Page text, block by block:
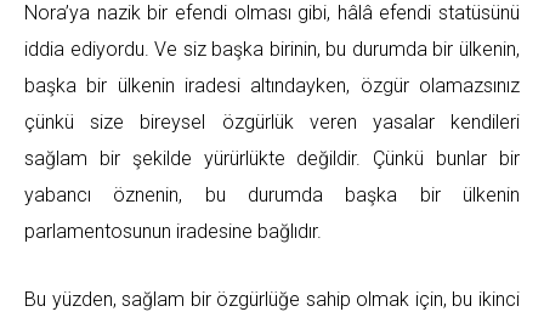
Nora’ya nazik bir efendi olması gibi, hâlâ efendi statüsünü
iddia ediyordu. Ve siz başka birinin, bu durumda bir ülkenin,
başka bir ülkenin iradesi altındayken, özgür olamazsınız
çünkü size bireysel özgürlük veren yasalar kendileri
sağlam bir şekilde yürürlükte değildir. Çünkü bunlar bir
yabancı öznenin, bu durumda başka bir ülkenin
parlamentosunun iradesine bağlıdır.
Bu yüzden, sağlam bir özgürlüğe sahip olmak için, bu ikinci